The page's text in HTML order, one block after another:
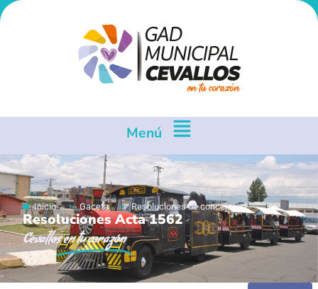
Menú
Inicio Gaceta Resoluciones de concejo
Resoluciones Acta 1562
Cevallosen tu corazón